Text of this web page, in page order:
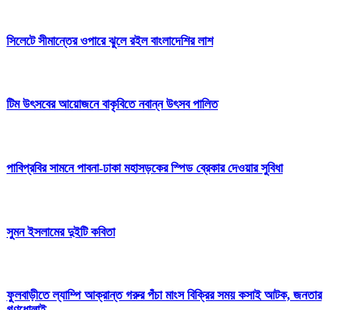
সিলেটে সীমান্তের ওপারে ঝুলে রইল বাংলাদেশির লাশ
টিম উৎসবের আয়োজনে বাকৃবিতে নবান্ন উৎসব পালিত
পাবিপ্রবির সামনে পাবনা-ঢাকা মহাসড়কের স্পিড ব্রেকার দেওয়ার সুবিধা
সুমন ইসলামের দুইটি কবিতা
ফুলবাড়ীতে ল্যাম্পি আক্রান্ত গরুর পঁচা মাংস বিক্রির সময় কসাই আটক, জনতার